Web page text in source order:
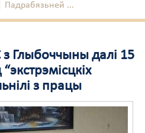
Падрабязьней ...
Глыбоччыны далі 15
з працы